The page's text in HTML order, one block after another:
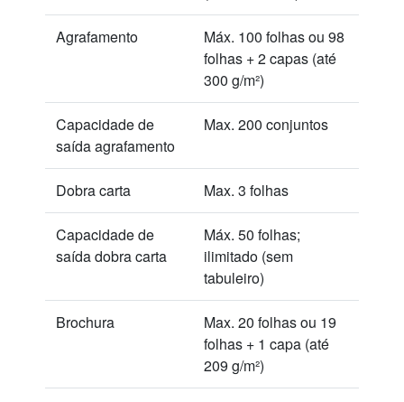
Agrafamento
Máx. 100 folhas ou 98
folhas + 2 capas (até
300 g/m²)
Capacidade de
saída agrafamento
Max. 200 conjuntos
Dobra carta Max. 3 folhas
Capacidade de
saída dobra carta
Máx. 50 folhas;
ilimitado (sem
tabuleiro)
Brochura
Max. 20 folhas ou 19
folhas + 1 capa (até
209 g/m²)